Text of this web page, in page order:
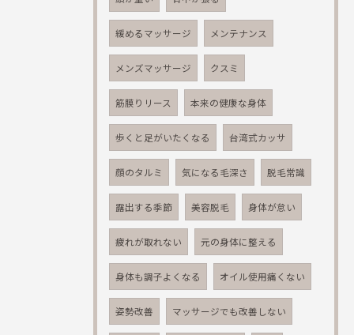
緩めるマッサージ メンテナンス
メンズマッサージ クスミ
筋膜りリース 本来の健康な身体
歩くと足がいたくなる 台湾式カッサ
顔のタルミ 気になる毛深さ 脱毛常識
露出する季節 美容脱毛 身体が怠い
疲れが取れない 元の身体に整える
身体も調子よくなる オイル使用痛くない
姿勢改善 マッサージでも改善しない